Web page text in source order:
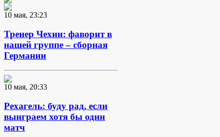
10 мая, 23:23
Тренер Чехии: фаворит в
нашей группе – сборная
Германии
10 мая, 20:33
Рехагель: буду рад, если
выиграем хотя бы один
матч